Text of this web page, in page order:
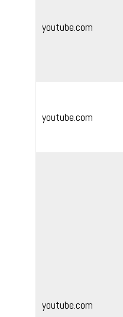
youtube.com
youtube.com
youtube.com